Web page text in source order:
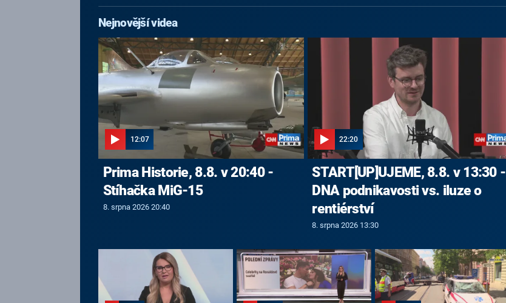
Nejnovější videa
12:07
Prima Historie, 8.8. v 20:40 -
Stíhačka MiG-15
8. srpna 2026 20:40
22:20
START[UP]UJEME, 8.8. v 13:30 -
DNA podnikavosti vs. iluze o
rentiérství
8. srpna 2026 13:30